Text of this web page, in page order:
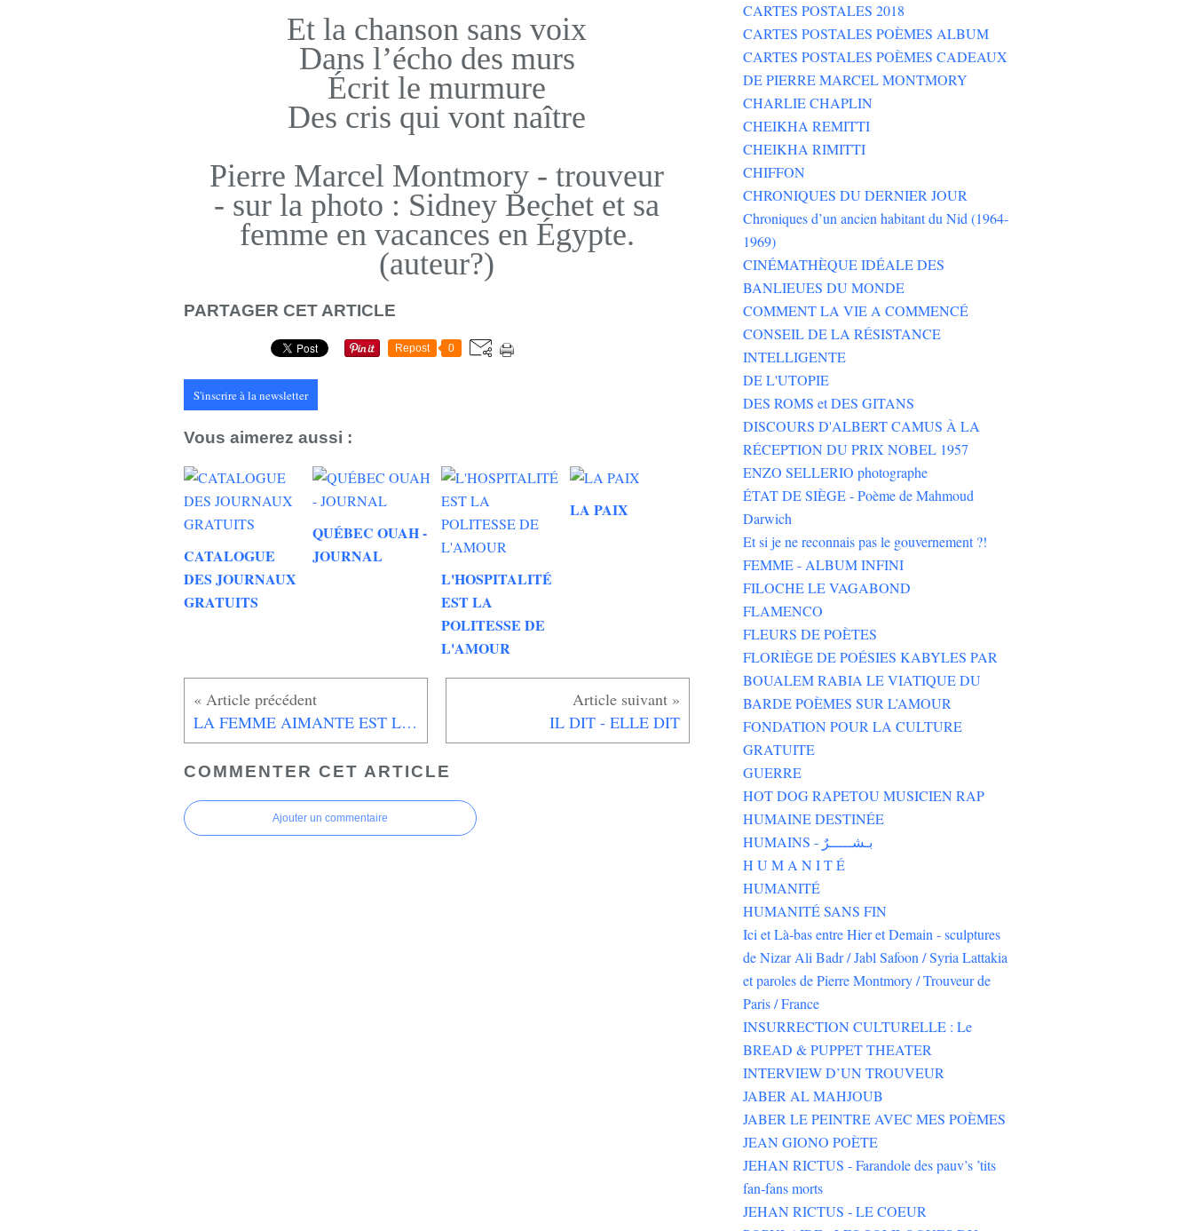
Et la chanson sans voix
Dans l’écho des murs
Écrit le murmure
Des cris qui vont naître
Pierre Marcel Montmory - trouveur
- sur la photo : Sidney Bechet et sa
femme en vacances en Égypte.
(auteur?)
PARTAGER CET ARTICLE
Repost 0
S'inscrire à la newsletter
Vous aimerez aussi :
CATALOGUE
DES JOURNAUX
GRATUITS
QUÉBEC OUAH -
JOURNAL
L'HOSPITALITÉ
EST LA
POLITESSE DE
L'AMOUR
LA PAIX
LA FEMME AIMANTE EST L'AVENIR DE L'HOMME TENDRE IL DIT - ELLE DIT
COMMENTER CET ARTICLE
Ajouter un commentaire
CARTES POSTALES 2018
CARTES POSTALES POÈMES ALBUM
CARTES POSTALES POÈMES CADEAUX
DE PIERRE MARCEL MONTMORY
CHARLIE CHAPLIN
CHEIKHA REMITTI
CHEIKHA RIMITTI
CHIFFON
CHRONIQUES DU DERNIER JOUR
Chroniques d’un ancien habitant du Nid (1964-
1969)
CINÉMATHÈQUE IDÉALE DES
BANLIEUES DU MONDE
COMMENT LA VIE A COMMENCÉ
CONSEIL DE LA RÉSISTANCE
INTELLIGENTE
DE L'UTOPIE
DES ROMS et DES GITANS
DISCOURS D'ALBERT CAMUS À LA
RÉCEPTION DU PRIX NOBEL 1957
ENZO SELLERIO photographe
ÉTAT DE SIÈGE - Poème de Mahmoud
Darwich
Et si je ne reconnais pas le gouvernement ?!
FEMME - ALBUM INFINI
FILOCHE LE VAGABOND
FLAMENCO
FLEURS DE POÈTES
FLORIÈGE DE POÉSIES KABYLES PAR
BOUALEM RABIA LE VIATIQUE DU
BARDE POÈMES SUR L’AMOUR
FONDATION POUR LA CULTURE
GRATUITE
GUERRE
HOT DOG RAPETOU MUSICIEN RAP
HUMAINE DESTINÉE
HUMAINS - بـشـــــرٌ
H U M A N I T É
HUMANITÉ
HUMANITÉ SANS FIN
Ici et Là-bas entre Hier et Demain - sculptures
de Nizar Ali Badr / Jabl Safoon / Syria Lattakia
et paroles de Pierre Montmory / Trouveur de
Paris / France
INSURRECTION CULTURELLE : Le
BREAD & PUPPET THEATER
INTERVIEW D’UN TROUVEUR
JABER AL MAHJOUB
JABER LE PEINTRE AVEC MES POÈMES
JEAN GIONO POÈTE
JEHAN RICTUS - Farandole des pauv’s ’tits
fan-fans morts
JEHAN RICTUS - LE COEUR